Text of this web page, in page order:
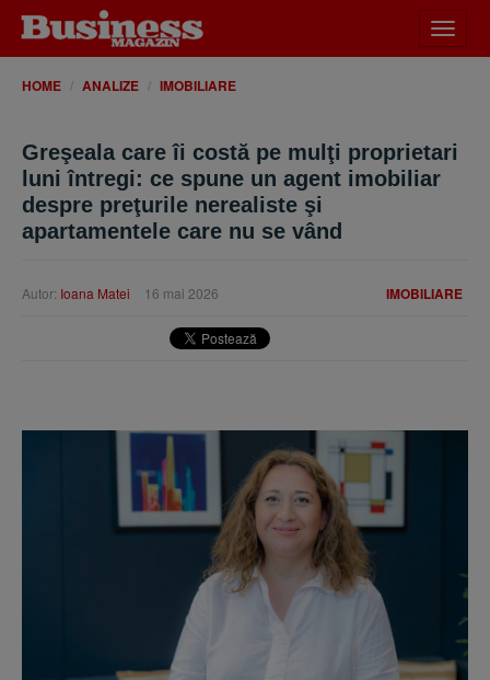
meniu
HOME ANALIZE IMOBILIARE
Greşeala care îi costă pe mulţi proprietari
luni întregi: ce spune un agent imobiliar
despre preţurile nerealiste şi
apartamentele care nu se vând
IMOBILIARE
Autor: Ioana Matei 16 mai 2026